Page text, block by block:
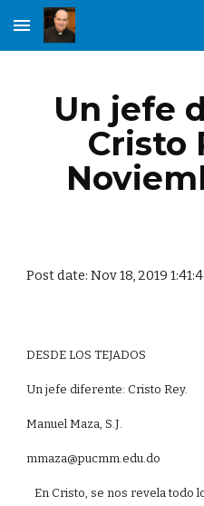
Skip to main content
Un jefe
Cristo
Post date: Nov 18, 2019
DESDE LOS TEJADOS
Un jefe diferente: Cristo Rey.
Manuel Maza, S.J.
mmaza@pucmm.edu.do
En Cristo, se nos revela todo